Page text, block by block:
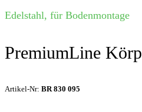
Edelstahl, für Bodenmontage
PremiumLine
Artikel-Nr: BR 830 095